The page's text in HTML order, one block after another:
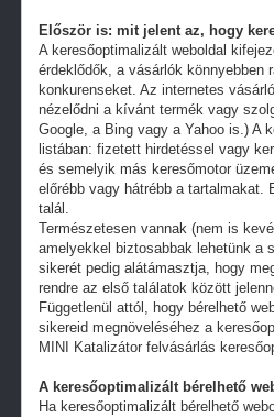
Először is: mit jelent az, hogy
A keresőoptimalizált weboldal
érdeklődők, a vásárlók könnyebben
konkurenseket. Az internetes
nézelődni a kívánt termék vagy
Google, a Bing vagy a Yahoo is.) A
listában: fizetett hirdetéssel vagy
és semelyik más keresőmotor
előrébb vagy hátrébb a
talál.
Természetesen vannak (nem is
amelyekkel biztosabbak lehetünk a
sikerét pedig alátámasztja, hogy
rendre az első találatok között
Függetlenül attól, hogy bérelhető
sikereid megnöveléséhez a
MINI Katalizátor felvásárlás
A keresőoptimalizált bérelhető
Ha keresőoptimalizált bérelhető